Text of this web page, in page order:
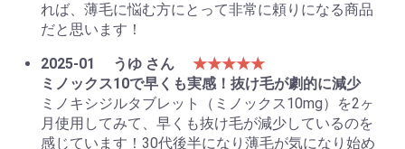
れば、薄毛に悩む方にとって非常に頼りになる商品
だと思います！
2025-01
うゆ さん
★★★★★
ミノックス10で早くも実感！抜け毛が劇的に減少
ミノキシジルタブレット（ミノックス10mg）を2ヶ
月使用してみて、早くも抜け毛が減少しているのを
感じています！30代後半になり薄毛が気になり始め